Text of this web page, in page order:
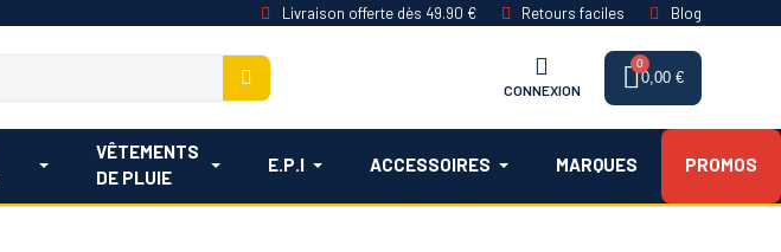
Livraison offerte dès 49.90 € Retours faciles Blog
CONNEXION
0,00 €
VÊTEMENTS
DE PLUIE
E.P.I ACCESSOIRES MARQUES PROMOS